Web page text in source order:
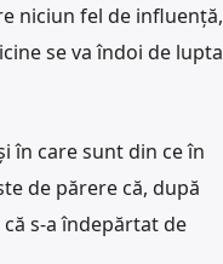
niciun fel de influență,
se va îndoi de lupta
în care sunt din ce în
de părere că, după
s-a îndepărtat de